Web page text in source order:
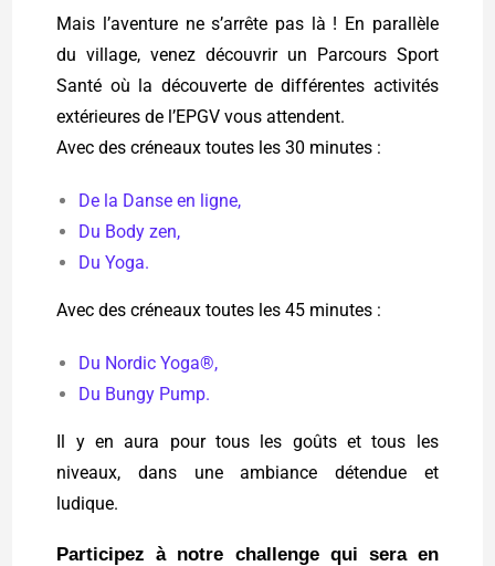
Mais l’aventure ne s’arrête pas là ! En parallèle
du village, venez découvrir un Parcours Sport
Santé où la découverte de différentes activités
extérieures de l’EPGV vous attendent.
Avec des créneaux toutes les 30 minutes :
De la Danse en ligne,
Du Body zen,
Du Yoga.
Avec des créneaux toutes les 45 minutes :
Du Nordic Yoga®,
Du Bungy Pump.
Il y en aura pour tous les goûts et tous les
niveaux, dans une ambiance détendue et
ludique.
Participez à notre challenge qui sera en